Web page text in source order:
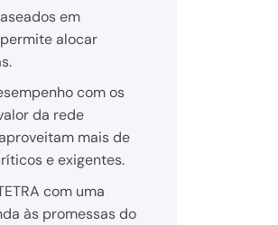
em
alocar
com os
da rede
mais de
e exigentes.
com uma
às promessas do